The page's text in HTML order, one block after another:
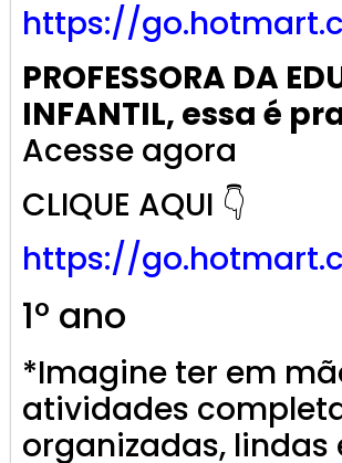
https://go.hotmart
PROFESSORA DA
INFANTIL, essa é
Acesse agora
CLIQUE AQUI 👇
https://go.hotmart
1º ano
*Imagine ter em
atividades
organizadas, lindas